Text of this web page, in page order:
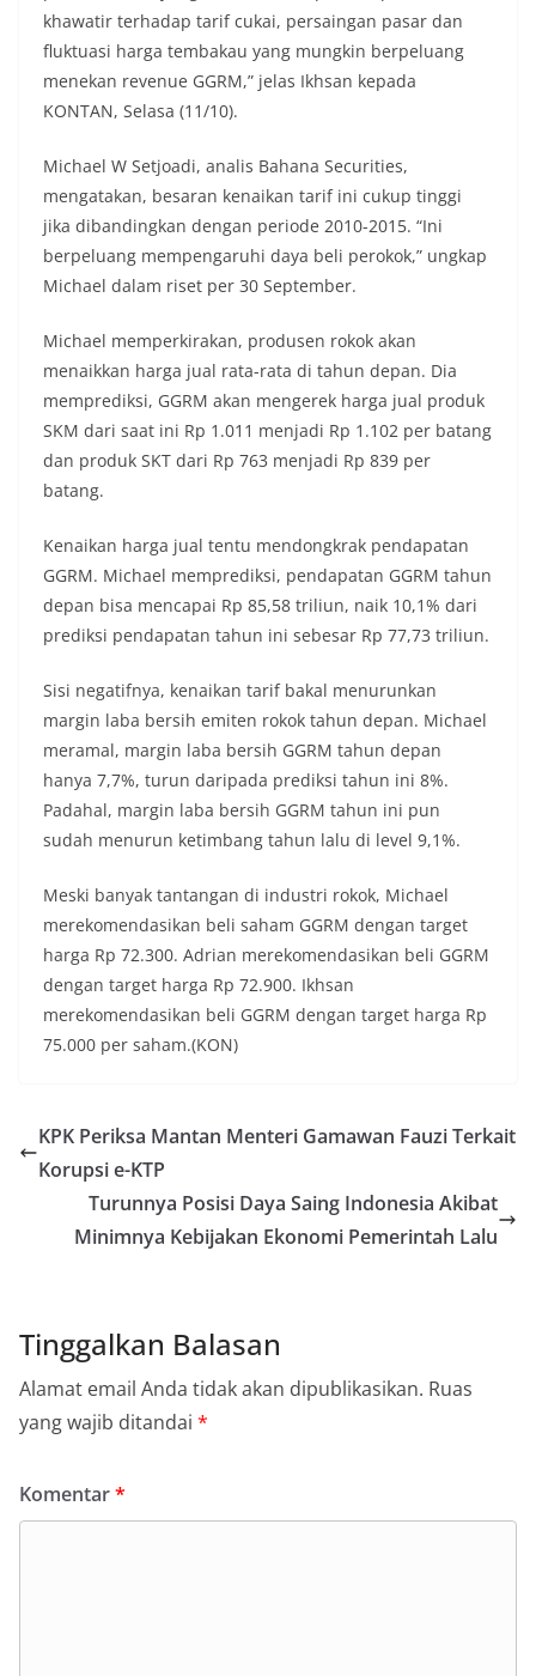
khawatir terhadap tarif cukai, persaingan pasar dan
fluktuasi harga tembakau yang mungkin berpeluang
menekan revenue GGRM,” jelas Ikhsan kepada
KONTAN, Selasa (11/10).
Michael W Setjoadi, analis Bahana Securities,
mengatakan, besaran kenaikan tarif ini cukup tinggi
jika dibandingkan dengan periode 2010-2015. “Ini
berpeluang mempengaruhi daya beli perokok,” ungkap
Michael dalam riset per 30 September.
Michael memperkirakan, produsen rokok akan
menaikkan harga jual rata-rata di tahun depan. Dia
memprediksi, GGRM akan mengerek harga jual produk
SKM dari saat ini Rp 1.011 menjadi Rp 1.102 per batang
dan produk SKT dari Rp 763 menjadi Rp 839 per
batang.
Kenaikan harga jual tentu mendongkrak pendapatan
GGRM. Michael memprediksi, pendapatan GGRM tahun
depan bisa mencapai Rp 85,58 triliun, naik 10,1% dari
prediksi pendapatan tahun ini sebesar Rp 77,73 triliun.
Sisi negatifnya, kenaikan tarif bakal menurunkan
margin laba bersih emiten rokok tahun depan. Michael
meramal, margin laba bersih GGRM tahun depan
hanya 7,7%, turun daripada prediksi tahun ini 8%.
Padahal, margin laba bersih GGRM tahun ini pun
sudah menurun ketimbang tahun lalu di level 9,1%.
Meski banyak tantangan di industri rokok, Michael
merekomendasikan beli saham GGRM dengan target
harga Rp 72.300. Adrian merekomendasikan beli GGRM
dengan target harga Rp 72.900. Ikhsan
merekomendasikan beli GGRM dengan target harga Rp
75.000 per saham.(KON)
KPK Periksa Mantan Menteri Gamawan Fauzi Terkait
Korupsi e-KTP
Turunnya Posisi Daya Saing Indonesia Akibat
Minimnya Kebijakan Ekonomi Pemerintah Lalu
Tinggalkan Balasan
Alamat email Anda tidak akan dipublikasikan. Ruas
yang wajib ditandai *
Komentar*